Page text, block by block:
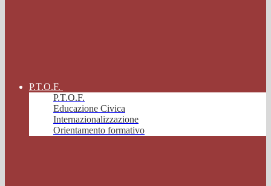
P.T.O.F.
P.T.O.F.
Educazione Civica
Internazionalizzazione
Orientamento formativo